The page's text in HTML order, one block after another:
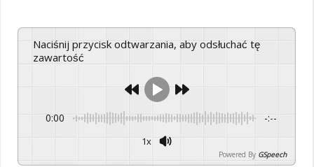
Naciśnij przycisk odtwarzania, aby odsłuchać tę
zawartość
0:00 -:--
1x
Powered By GSpeech